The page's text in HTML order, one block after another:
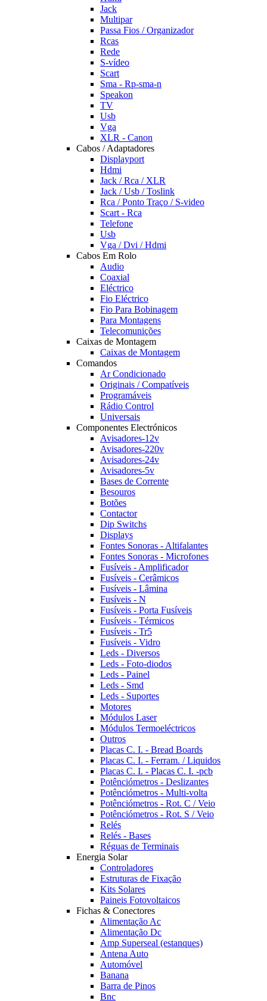
Jack
Multipar
Passa Fios / Organizador
Rcas
Rede
S-vídeo
Scart
Sma - Rp-sma-n
Speakon
TV
Usb
Vga
XLR - Canon
Cabos / Adaptadores
Displayport
Hdmi
Jack / Rca / XLR
Jack / Usb / Toslink
Rca / Ponto Traço / S-video
Scart - Rca
Telefone
Usb
Vga / Dvi / Hdmi
Cabos Em Rolo
Audio
Coaxial
Eléctrico
Fio Eléctrico
Fio Para Bobinagem
Para Montagens
Telecomunições
Caixas de Montagem
Caixas de Montagem
Comandos
Ar Condicionado
Originais / Compatíveis
Programáveis
Rádio Control
Universais
Componentes Electrónicos
Avisadores-12v
Avisadores-220v
Avisadores-24v
Avisadores-5v
Bases de Corrente
Besouros
Botões
Contactor
Dip Switchs
Displays
Fontes Sonoras - Altifalantes
Fontes Sonoras - Microfones
Fusíveis - Amplificador
Fusíveis - Cerâmicos
Fusíveis - Lâmina
Fusíveis - N
Fusíveis - Porta Fusíveis
Fusíveis - Térmicos
Fusíveis - Tr5
Fusíveis - Vidro
Leds - Diversos
Leds - Foto-diodos
Leds - Painel
Leds - Smd
Leds - Suportes
Motores
Módulos Laser
Módulos Termoeléctricos
Outros
Placas C. I. - Bread Boards
Placas C. I. - Ferram. / Liquidos
Placas C. I. - Placas C. I. -pcb
Potênciómetros - Deslizantes
Potênciómetros - Multi-volta
Potênciómetros - Rot. C / Veio
Potênciómetros - Rot. S / Veio
Relés
Relés - Bases
Réguas de Terminais
Energia Solar
Controladores
Estruturas de Fixação
Kits Solares
Paineis Fotovoltaicos
Fichas & Conectores
Alimentação Ac
Alimentação Dc
Amp Superseal (estanques)
Antena Auto
Automóvel
Banana
Barra de Pinos
Bnc